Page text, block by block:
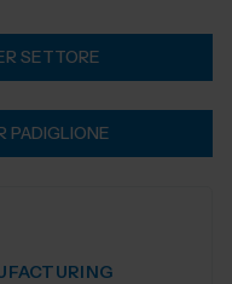
SETTORE
PADIGLIONE